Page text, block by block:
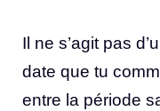
Il ne s’agit pas
date que tu
entre la période